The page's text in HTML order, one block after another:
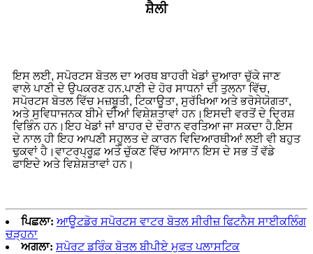
ਸ਼ੈਲੀ
ਇਸ ਲਈ, ਸਪੋਰਟਸ ਬੋਤਲ ਦਾ ਅਰਥ ਬਾਹਰੀ ਖੇਡਾਂ ਦੁਆਰਾ ਚੁੱਕੇ ਜਾਣ
ਵਾਲੇ ਪਾਣੀ ਦੇ ਉਪਕਰਣ ਹਨ.ਪਾਣੀ ਦੇ ਹੋਰ ਸਾਧਨਾਂ ਦੀ ਤੁਲਨਾ ਵਿੱਚ,
ਸਪੋਰਟਸ ਬੋਤਲ ਵਿੱਚ ਮਜ਼ਬੂਤੀ, ਟਿਕਾਊਤਾ, ਸੁਰੱਖਿਆ ਅਤੇ ਭਰੋਸੇਯੋਗਤਾ,
ਅਤੇ ਸੁਵਿਧਾਜਨਕ ਬੀਮੇ ਦੀਆਂ ਵਿਸ਼ੇਸ਼ਤਾਵਾਂ ਹਨ।ਇਸਦੀ ਵਰਤੋਂ ਦੇ ਦ੍ਰਿਸ਼
ਵਿਭਿੰਨ ਹਨ।ਇਹ ਖੇਡਾਂ ਜਾਂ ਬਾਹਰ ਦੇ ਦੌਰਾਨ ਵਰਤਿਆ ਜਾ ਸਕਦਾ ਹੈ.ਇਸ
ਦੇ ਨਾਲ ਹੀ ਇਹ ਆਪਣੀ ਸਹੂਲਤ ਦੇ ਕਾਰਨ ਵਿਦਿਆਰਥੀਆਂ ਲਈ ਵੀ ਬਹੁਤ
ਢੁਕਵਾਂ ਹੈ।ਵਾਟਰਪ੍ਰੂਫ਼ ਅਤੇ ਚੁੱਕਣ ਵਿੱਚ ਆਸਾਨ ਇਸ ਦੇ ਸਭ ਤੋਂ ਵੱਡੇ
ਫਾਇਦੇ ਅਤੇ ਵਿਸ਼ੇਸ਼ਤਾਵਾਂ ਹਨ।
ਪਿਛਲਾ: ਆਊਟਡੋਰ ਸਪੋਰਟਸ ਵਾਟਰ ਬੋਤਲ ਸੀਰੀਜ਼ ਫਿਟਨੈਸ ਸਾਈਕਲਿੰਗ
ਚੜ੍ਹਨਾ
ਅਗਲਾ: ਸਪੋਰਟ ਡਰਿੰਕ ਬੋਤਲ ਬੀਪੀਏ ਮੁਫਤ ਪਲਾਸਟਿਕ